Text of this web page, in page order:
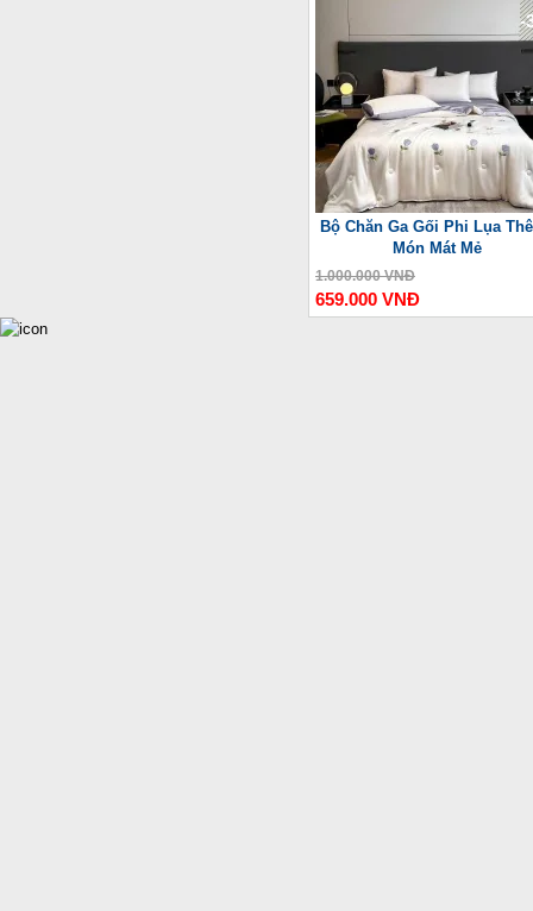
-
Bộ Chăn Ga Gối Phi Lụa
Món Mát Mẻ
1.000.000 VNĐ
659.000 VNĐ